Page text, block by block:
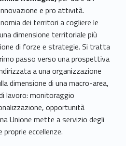
e pro attività.
dei territori a cogliere le
dimensione territoriale più
di forze e strategie. Si tratta
passo verso una prospettiva
a una organizzazione
dimensione di una macro-area,
lavoro: monitoraggio
opportunità
Unione mette a servizio degli
eccellenze.